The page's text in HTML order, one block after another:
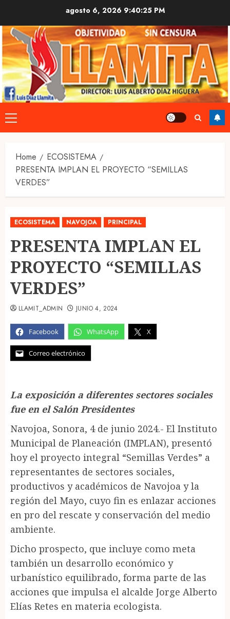
content
agosto 6, 2026 9:40:26 PM
Primary
Menu
Home
ECOSISTEMA
PRESENTA IMPLAN EL PROYECTO “SEMILLAS
VERDES”
ECOSISTEMA NAVOJOA PRINCIPAL
PRESENTA IMPLAN EL
PROYECTO “SEMILLAS
VERDES”
Facebook WhatsApp X
Correo electrónico
LLAMIT_ADMIN JUNIO 4, 2024
La exposición a diferentes sectores sociales
fue en el Salón Presidentes
Navojoa, Sonora, 4 de junio 2024.- El Instituto
Municipal de Planeación (IMPLAN), presentó
hoy el proyecto integral “Semillas Verdes” a
representantes de sectores sociales,
productivos y académicos de Navojoa y la
región del Mayo, cuyo fin es enlazar acciones
en pro del rescate y conservación del medio
ambiente.
Dicho prospecto, que incluye como meta
también un desarrollo económico y
urbanístico equilibrado, forma parte de las
acciones que impulsa el alcalde Jorge Alberto
Elías Retes en materia ecologista.